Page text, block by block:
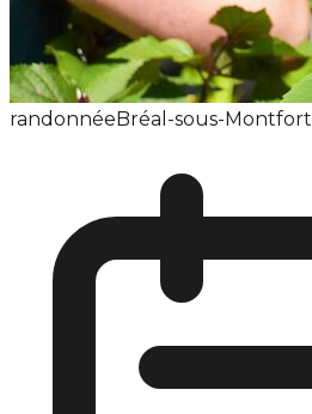
randonnéeBréal-sous-Montfort